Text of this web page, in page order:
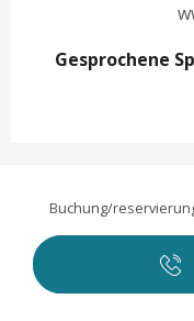
Gesprochene
Gesprochene
Buchung/